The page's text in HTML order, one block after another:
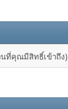
ที่คุณมีสิทธิ์เข้าถึง)